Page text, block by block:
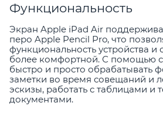
Функциональность
Экран Apple iPad Air
перо Apple Pencil Pro, что
функциональность устройства и
более комфортной. С помощью
быстро и просто обрабатывать
заметки во время совещаний и
эскизы, работать с таблицами и
документами.